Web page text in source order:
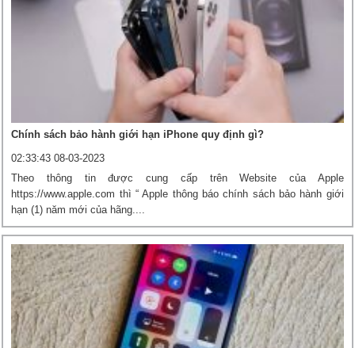
Chính sách bảo hành giới hạn iPhone quy định gì?
02:33:43 08-03-2023
Theo thông tin được cung cấp trên Website của Apple
https://www.apple.com thì “ Apple thông báo chính sách bảo hành giới
hạn (1) năm mới của hãng....